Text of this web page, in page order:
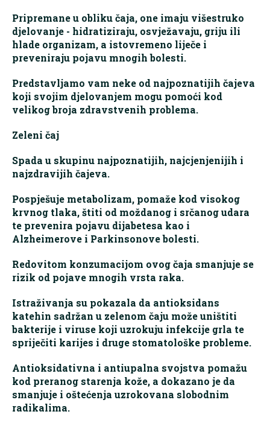
Pripremane u obliku čaja, one imaju višestruko
djelovanje - hidratiziraju, osvježavaju, griju ili
hlade organizam, a istovremeno liječe i
preveniraju pojavu mnogih bolesti.
Predstavljamo vam neke od najpoznatijih čajeva
koji svojim djelovanjem mogu pomoći kod
velikog broja zdravstvenih problema.
Zeleni čaj
Spada u skupinu najpoznatijih, najcjenjenijih i
najzdravijih čajeva.
Pospješuje metabolizam, pomaže kod visokog
krvnog tlaka, štiti od moždanog i srčanog udara
te prevenira pojavu dijabetesa kao i
Alzheimerove i Parkinsonove bolesti.
Redovitom konzumacijom ovog čaja smanjuje se
rizik od pojave mnogih vrsta raka.
Istraživanja su pokazala da antioksidans
katehin sadržan u zelenom čaju može uništiti
bakterije i viruse koji uzrokuju infekcije grla te
spriječiti karijes i druge stomatološke probleme.
Antioksidativna i antiupalna svojstva pomažu
kod preranog starenja kože, a dokazano je da
smanjuje i oštećenja uzrokovana slobodnim
radikalima.